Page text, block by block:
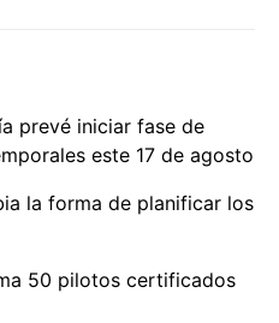
prevé iniciar fase de
este 17 de agosto
la forma de planificar los
50 pilotos certificados